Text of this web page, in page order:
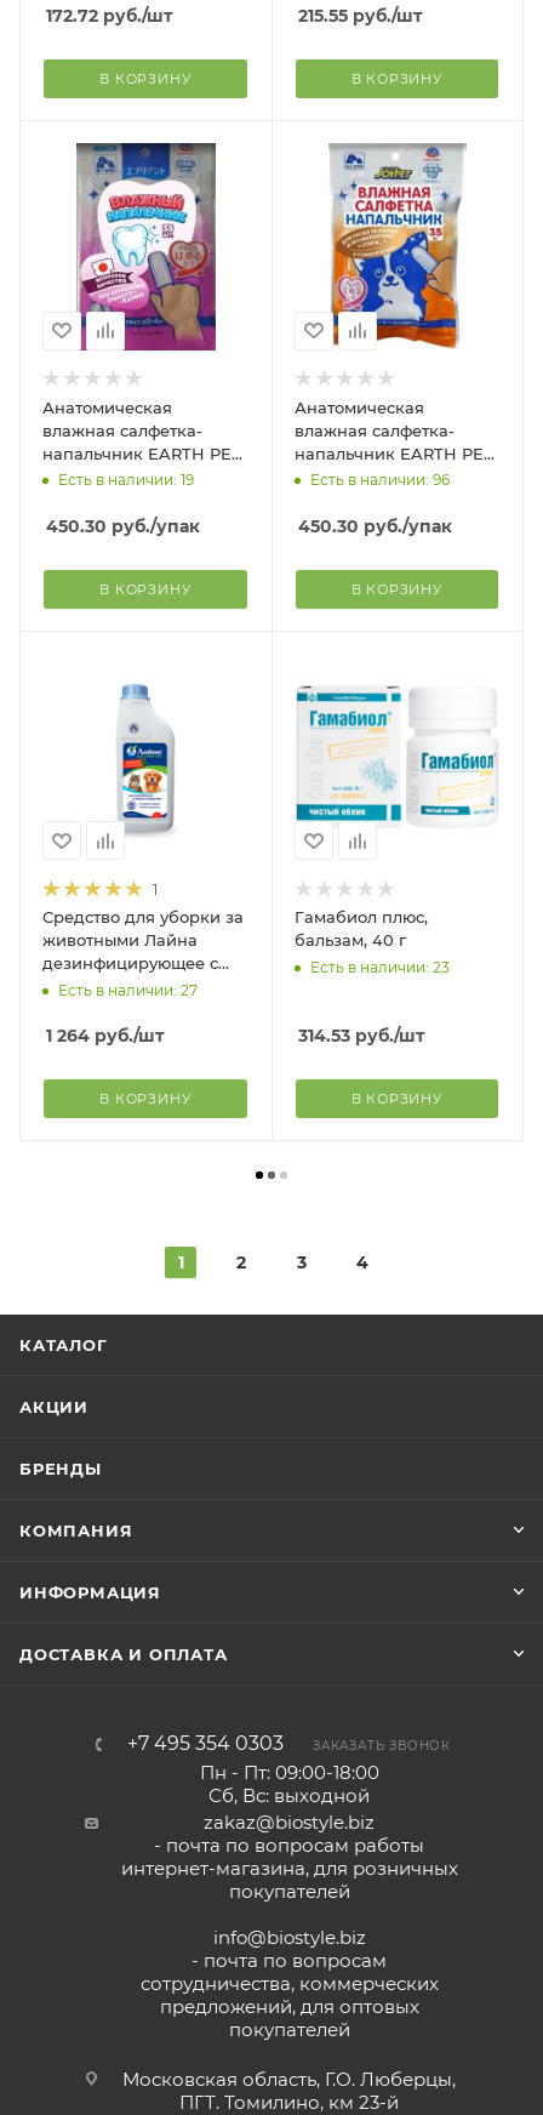
172.72 руб./шт
В КОРЗИНУ
215.55руб./шт
В КОРЗИНУ
Анатомическая
влажная салфетка-
напальчник EARTH PET
для чистки зубов, дёсен
Есть в наличии: 19
450.30 руб./упак
В КОРЗИНУ
Анатомическая
влажная салфетка-
напальчник EARTH PET
для ушей,
собак и кошек, 35 шт
Есть в наличии: 96
450.30 руб./упак
В КОРЗИНУ
1
Средство для уборки за
животными Лайна
дезинфицирующее с
запахом пихты, 1 л
Есть в наличии: 27
1 264 руб./шт
В КОРЗИНУ
Гамабиол плюс,
бальзам, 40 г
Есть в наличии: 23
314.53руб./шт
В КОРЗИНУ
1 2 3 4
КАТАЛОГ
АКЦИИ
БРЕНДЫ
КОМПАНИЯ
ИНФОРМАЦИЯ
ДОСТАВКА И ОПЛАТА
+7 495 354 0303 ЗАКАЗАТЬ ЗВОНОК
Пн - Пт: 09:00-18:00
Сб, Вс: выходной
zakaz@biostyle.biz
- почта по вопросам работы
интернет-магазина, для розничных
покупателей
info@biostyle.biz
- почта по вопросам
сотрудничества, коммерческих
предложений, для оптовых
покупателей
Московская область, Г.О. Люберцы,
ПГТ. Томилино, км 23-й